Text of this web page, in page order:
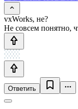
vxWorks, не?
Не совсем понятно,
Ответить